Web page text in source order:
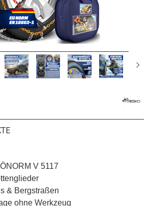
V 5117
& Bergstraßen
ohne Werkzeug